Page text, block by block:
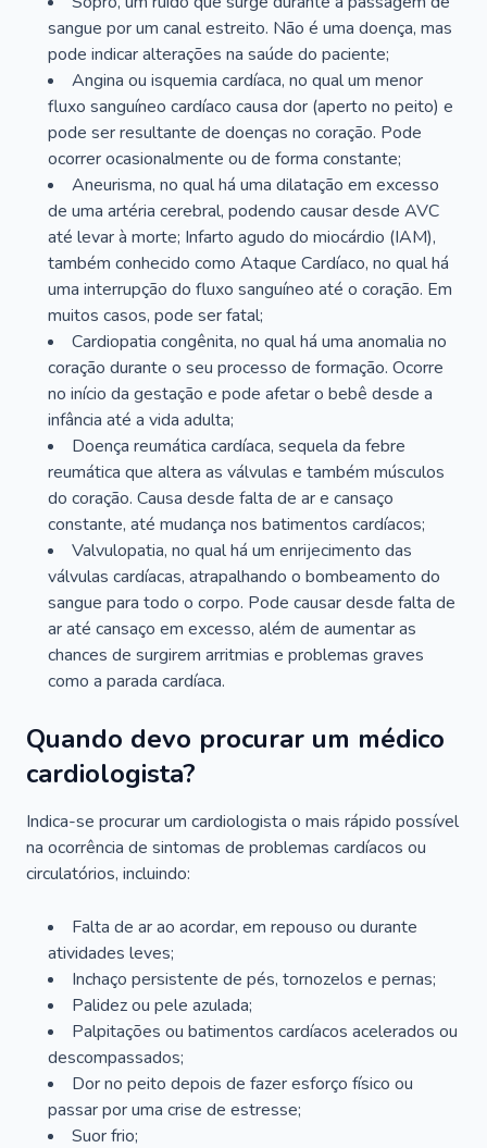
sangue por um canal estreito. Não é uma doença, mas
pode indicar alterações na saúde do paciente;
Angina ou isquemia cardíaca, no qual um menor
fluxo sanguíneo cardíaco causa dor (aperto no peito) e
pode ser resultante de doenças no coração. Pode
ocorrer ocasionalmente ou de forma constante;
Aneurisma, no qual há uma dilatação em excesso
de uma artéria cerebral, podendo causar desde AVC
até levar à morte; Infarto agudo do miocárdio (IAM),
também conhecido como Ataque Cardíaco, no qual há
uma interrupção do fluxo sanguíneo até o coração. Em
muitos casos, pode ser fatal;
Cardiopatia congênita, no qual há uma anomalia no
coração durante o seu processo de formação. Ocorre
no início da gestação e pode afetar o bebê desde a
infância até a vida adulta;
Doença reumática cardíaca, sequela da febre
reumática que altera as válvulas e também músculos
do coração. Causa desde falta de ar e cansaço
constante, até mudança nos batimentos cardíacos;
Valvulopatia, no qual há um enrijecimento das
válvulas cardíacas, atrapalhando o bombeamento do
sangue para todo o corpo. Pode causar desde falta de
ar até cansaço em excesso, além de aumentar as
chances de surgirem arritmias e problemas graves
como a parada cardíaca.
Quando devo procurar um médico
cardiologista?
Indica-se procurar um cardiologista o mais rápido possível
na ocorrência de sintomas de problemas cardíacos ou
circulatórios, incluindo:
Falta de ar ao acordar, em repouso ou durante
atividades leves;
Inchaço persistente de pés, tornozelos e pernas;
Palidez ou pele azulada;
Palpitações ou batimentos cardíacos acelerados ou
descompassados;
Dor no peito depois de fazer esforço físico ou
passar por uma crise de estresse;
Suor frio;